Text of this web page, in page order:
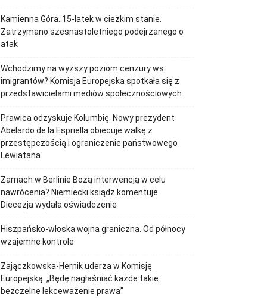
Kamienna Góra. 15-latek w cieżkim stanie.
Zatrzymano szesnastoletniego podejrzanego o
atak
Wchodzimy na wyższy poziom cenzury ws.
imigrantów? Komisja Europejska spotkała się z
przedstawicielami mediów społecznościowych
Prawica odzyskuje Kolumbię. Nowy prezydent
Abelardo de la Espriella obiecuje walkę z
przestępczością i ograniczenie państwowego
Lewiatana
Zamach w Berlinie Bożą interwencją w celu
nawrócenia? Niemiecki ksiądz komentuje.
Diecezja wydała oświadczenie
Hiszpańsko-włoska wojna graniczna. Od północy
wzajemne kontrole
Zajączkowska-Hernik uderza w Komisję
Europejską. „Będę nagłaśniać każde takie
bezczelne lekceważenie prawa”